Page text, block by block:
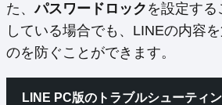
た、パスワードロック を設定す
している場合でも、LINEの内容
のを防ぐことができます。
LINE PC版のトラブルシューティ